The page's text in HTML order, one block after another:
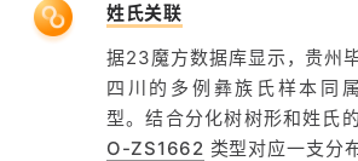
姓氏关联
据23魔方数据库显示，贵州
四川的多例彝族氏样本同
型。结合分化树树形和姓氏
O-ZS1662 类型对应一支分